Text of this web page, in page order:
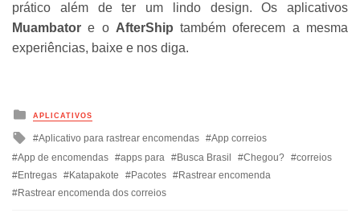
prático além de ter um lindo design. Os aplicativos
Muambator e o AfterShip também oferecem a mesma
experiências, baixe e nos diga.
Posted
in
APLICATIVOS
Tagged
with
Aplicativo para rastrear encomendas
App correios
App de encomendas
apps para Busca Brasil Chegou?
correios
Entregas
Katapakote Pacotes
Rastrear encomenda
Rastrear encomenda dos correios